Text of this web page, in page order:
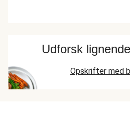
Udforsk
Opskrifter med